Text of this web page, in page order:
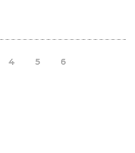
4 5 6